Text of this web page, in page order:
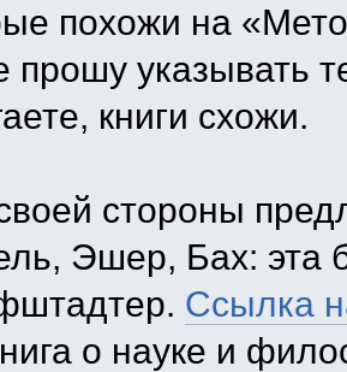
похожи на
прошу указывать
книги схожи.
стороны
Эшер, Бах: эта
Ссылка
о науке и